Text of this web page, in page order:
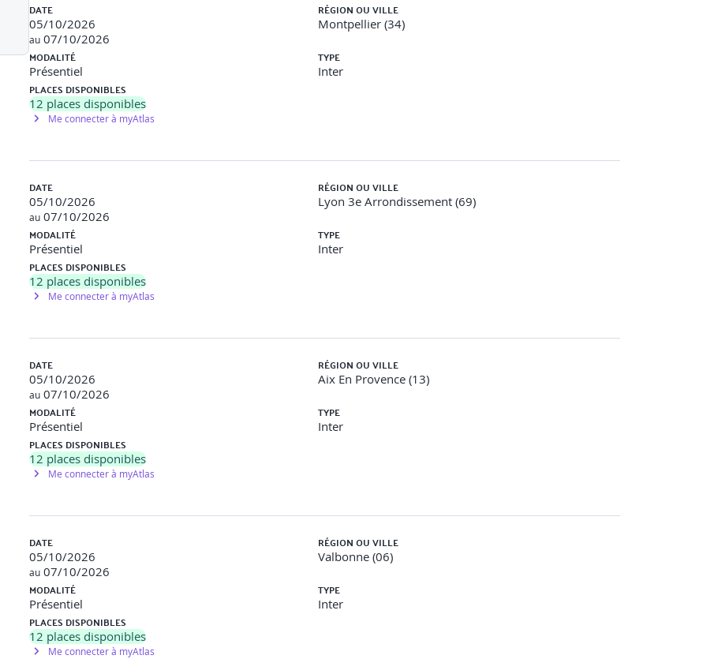
une collection de données et d’exprimer des requêtes CRUD pour les exploiter.
les performances d’une requête et de l’optimiser en utilisant des index.
une sauvegarde de sa base de données mongodb et de la restaurer en cas d’incident.
DATE
05/10/2026
au 07/10/2026
RÉGION OU VILLE
Montpellier (34)
MODALITÉ
Présentiel
TYPE
Inter
PLACES DISPONIBLES
12 places disponibles
Me connecter à myAtlas
DATE
05/10/2026
au 07/10/2026
RÉGION OU VILLE
Lyon 3e Arrondissement (69)
MODALITÉ
Présentiel
TYPE
Inter
PLACES DISPONIBLES
12 places disponibles
Me connecter à myAtlas
DATE
05/10/2026
au 07/10/2026
RÉGION OU VILLE
Aix En Provence (13)
MODALITÉ
Présentiel
TYPE
Inter
PLACES DISPONIBLES
12 places disponibles
Me connecter à myAtlas
DATE
05/10/2026
au 07/10/2026
RÉGION OU VILLE
Valbonne (06)
MODALITÉ
Présentiel
TYPE
Inter
PLACES DISPONIBLES
12 places disponibles
Me connecter à myAtlas